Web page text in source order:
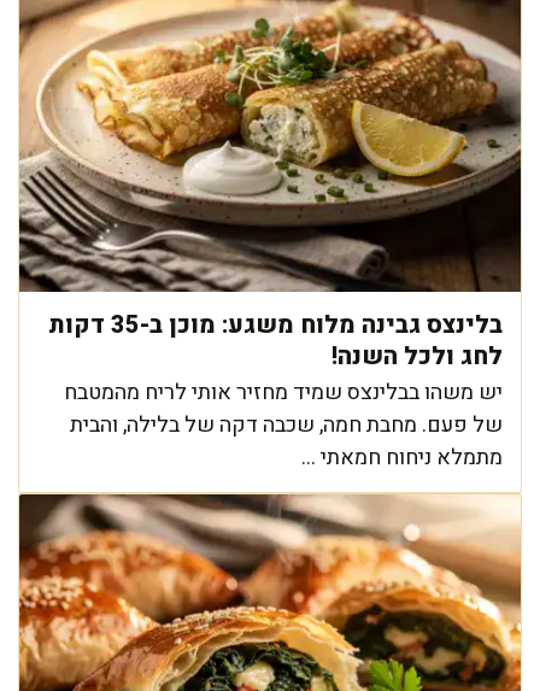
בלינצס גבינה מלוח משגע: מוכן ב-35 דקות
לחג ולכל השנה!
יש משהו בבלינצס שמיד מחזיר אותי לריח מהמטבח
של פעם. מחבת חמה, שכבה דקה של בלילה, והבית
מתמלא ניחוח חמאתי ...